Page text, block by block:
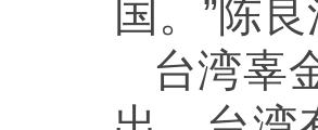
国。”陈良
台湾辜